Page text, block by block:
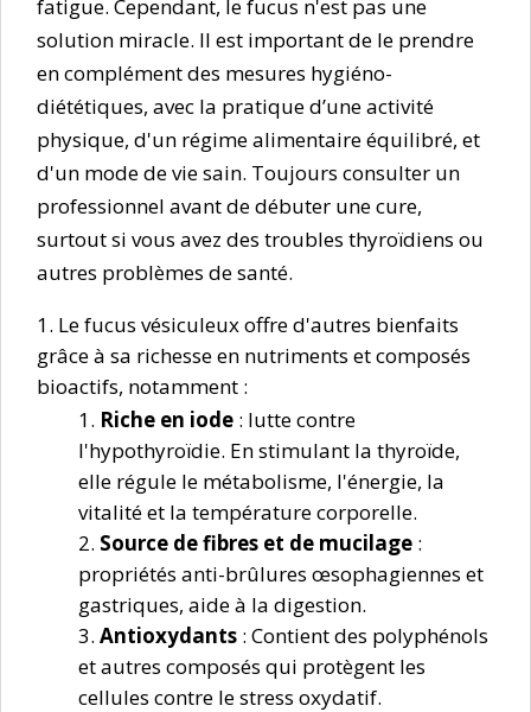
fatigue. Cependant, le fucus n'est pas une
solution miracle. Il est important de le prendre
en complément des mesures hygiéno-
diététiques, avec la pratique d’une activité
physique, d'un régime alimentaire équilibré, et
d'un mode de vie sain. Toujours consulter un
professionnel avant de débuter une cure,
surtout si vous avez des troubles thyroïdiens ou
autres problèmes de santé.
Le fucus vésiculeux offre d'autres bienfaits
grâce à sa richesse en nutriments et composés
bioactifs, notamment :
Riche en iode : lutte contre
l'hypothyroïdie. En stimulant la thyroïde,
elle régule le métabolisme, l'énergie, la
vitalité et la température corporelle.
Source de fibres et de mucilage :
propriétés anti-brûlures œsophagiennes et
gastriques, aide à la digestion.
Antioxydants : Contient des polyphénols
et autres composés qui protègent les
cellules contre le stress oxydatif.